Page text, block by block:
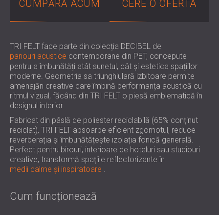
PENTRU HOTELURI
IZOLARE FONICA & PANOURI ACUSTICE
SOLUȚII DE IZOLARE FONICĂ ȘI ACUSTICĂ
PENTRU SPAȚII COMERCIALE
IZOLARE FONICĂ ȘI ACUSTICĂ PENTRU
UNITĂȚI DE ÎNVĂȚĂMÂNT
IZOLARE FONICA & PANOURI ACUSTICE
PENTRU UNITATILE DE ÎNGRIJIRE
MEDICALĂ
SOLUȚII DE IZOLARE FONICĂ ȘI ACUSTICĂ
PENTRU SECTORUL AUDIOLOGIE
SOLUȚII DE IZOLARE FONICĂ ȘI ACUSTICĂ
PENTRU CENTRE DE DATE
POLAND (PL)
FINLAND (FI)
USA (US)
SOUTH AFRICA (ZA)
CUMPĂRĂ ACUM CERE O OFERTA
TRI FELT face parte din colecția DECIBEL de
panouri acustice contemporane din PET, concepute
pentru a îmbunătăți atât sunetul, cât și estetica spațiilor
moderne. Geometria sa triunghiulară izbitoare permite
amenajări creative care îmbină performanța acustică cu
ritmul vizual, făcând din TRI FELT o piesă emblematică în
designul interior.
Fabricat din pâslă de poliester reciclabilă (65% conținut
reciclat), TRI FELT absoarbe eficient zgomotul, reduce
reverberația și îmbunătățește izolația fonică generală.
Perfect pentru birouri, interioare de hoteluri sau studiouri
creative, transformă spațiile reflectorizante în
medii calme și inspiratoare .
Cum funcționează